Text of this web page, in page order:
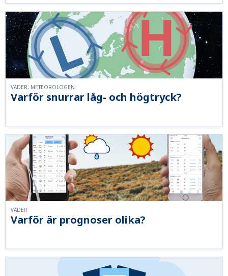
Varför snurrar låg- och högtryck?
VÄDER, METEOROLOGEN
Varför är prognoser olika?
VÄDER